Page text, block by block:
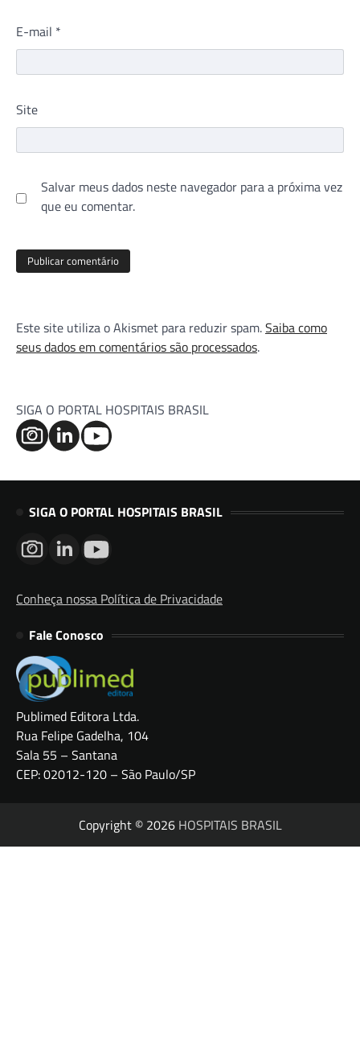
E-mail *
Site
Salvar meus dados neste navegador para a próxima vez
que eu comentar.
Este site utiliza o Akismet para reduzir spam.Saiba como
seus dados em comentários são processados.
SIGA O PORTAL HOSPITAIS BRASIL
SIGA O PORTAL HOSPITAIS BRASIL
Conheça nossa Política de Privacidade
Fale Conosco
Publimed Editora Ltda.
Rua Felipe Gadelha, 104
Sala 55 – Santana
CEP: 02012-120 – São Paulo/SP
Copyright © 2026 HOSPITAIS BRASIL